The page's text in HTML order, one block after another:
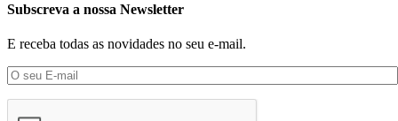
Subscreva a nossa Newsletter
E receba todas as novidades no seu e-mail.